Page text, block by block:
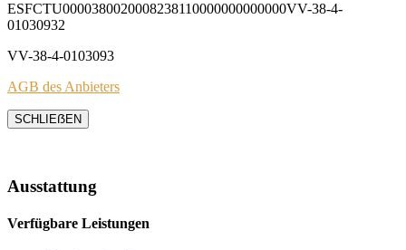
ESFCTU0000380020008238110000000000000VV-38-4-
01030932
VV-38-4-0103093
AGB des Anbieters
SCHLIEẞEN
Ausstattung
Verfügbare Leistungen